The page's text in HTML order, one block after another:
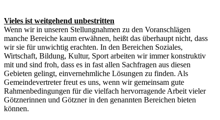
Vieles ist weitgehend unbestritten
Wenn wir in unseren Stellungnahmen zu den Voranschlägen
manche Bereiche kaum erwähnen, heißt das überhaupt nicht, dass
wir sie für unwichtig erachten. In den Bereichen Soziales,
Wirtschaft, Bildung, Kultur, Sport arbeiten wir immer konstruktiv
mit und sind froh, dass es in fast allen Sachfragen aus diesen
Gebieten gelingt, einvernehmliche Lösungen zu finden. Als
Gemeindevertreter freut es uns, wenn wir gemeinsam gute
Rahmenbedingungen für die vielfach hervorragende Arbeit vieler
Götznerinnen und Götzner in den genannten Bereichen bieten
können.